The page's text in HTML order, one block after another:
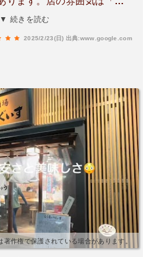
風にアレンジしたもの。温
の豚串」や、アボカドを練
のポテサラ」など、リーズナ
るメニューが豊富です。1人
たいときなど様々な場面で利
【メニュー】・牛すじどら
の豚串 319円(税込)・本日の
(税込)・うぐいすのポテサ
のからあげ 484円(税込)・揚
)𝟣人あたり平均3,000円。
▼ 続きを読む
2025/2/23(日) 出典:www.google.com
著作権で保護されている場合があります。